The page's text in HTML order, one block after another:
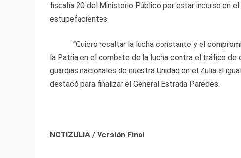
fiscalía 20 del Ministerio Público por estar incurso en
estupefacientes.
“Quiero resaltar la lucha constante y el
la Patria en el combate de la lucha contra el tráfico de
guardias nacionales de nuestra Unidad en el Zulia al
destacó para finalizar el General Estrada Paredes.
NOTIZULIA / Versión Final